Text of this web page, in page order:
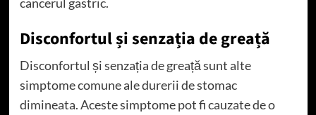
Disconfortul și senzația de greață
Disconfortul și senzația de greață sunt alte
simptome comune ale durerii de stomac
dimineata. Aceste simptome pot fi cauzate de o